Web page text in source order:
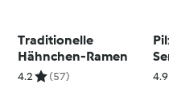
Traditionelle
Hähnchen-Ramen
4.2 (57) 4.9